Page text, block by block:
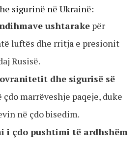
sigurinë në Ukrainë:
ushtarake për
luftës dhe rritja e presionit
Rusisë.
dhe sigurisë së
çdo marrëveshje paqeje, duke
në çdo bisedim.
i çdo pushtimi të ardhshëm